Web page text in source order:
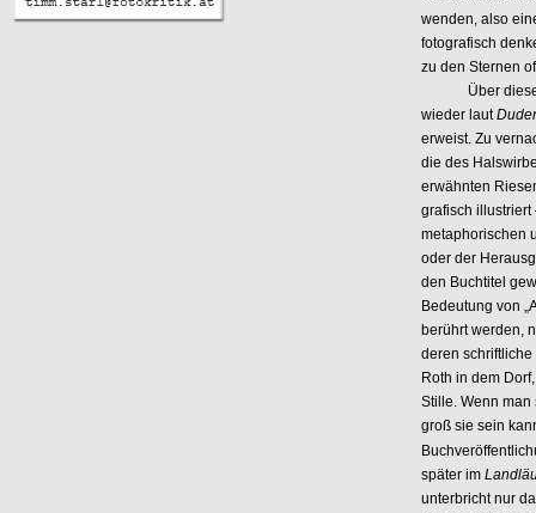
wenden, also
fotografisch
zu den Sternen
Über dieses
wieder laut
erweist. Zu
die des
erwähnten
grafisch illustriert
metaphorischen
oder der
den Buchtitel
Bedeutung von
berührt werden,
deren
Roth in dem
Stille. Wenn
groß sie sein
später im
unterbricht nur